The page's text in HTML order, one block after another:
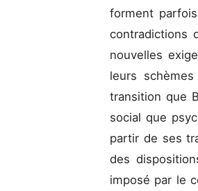
forment
contradictions
nouvelles
leurs
transition que
social que
partir de ses
des
imposé par le